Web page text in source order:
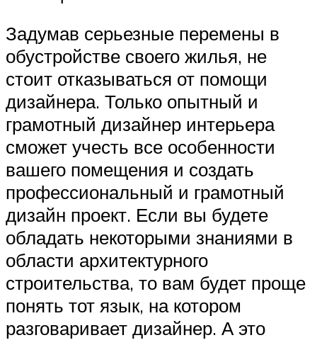
Задумав серьезные перемены в
обустройстве своего жилья, не
стоит отказываться от помощи
дизайнера. Только опытный и
грамотный дизайнер интерьера
сможет учесть все особенности
вашего помещения и создать
профессиональный и грамотный
дизайн проект. Если вы будете
обладать некоторыми знаниями в
области архитектурного
строительства, то вам будет проще
понять тот язык, на котором
разговаривает дизайнер. А это